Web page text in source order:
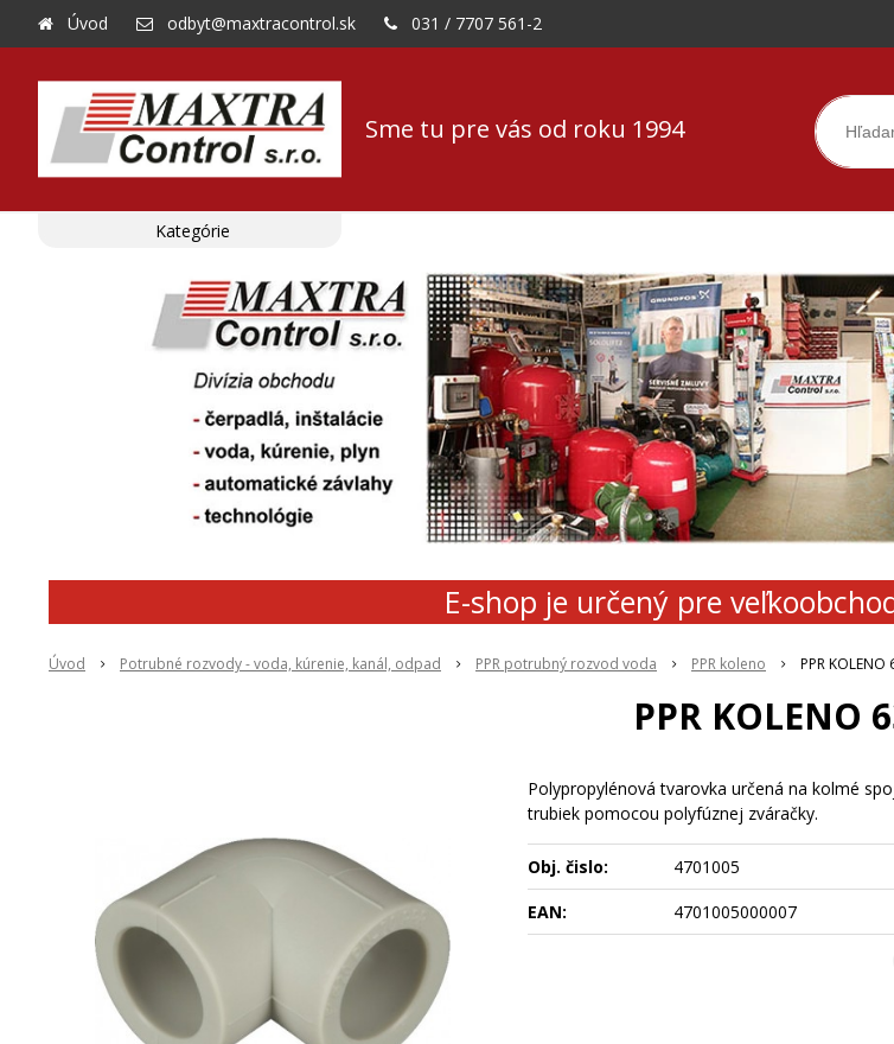
Sme tu pre vás od roku 1994
Úvod odbyt@maxtracontrol.sk 031 / 7707 561-2
E-shop je určený pre
Úvod Potrubné rozvody - voda, kúrenie, kanál, odpad PPR potrubný rozvod voda PPR koleno PPR KOLENO
PPR KOLENO
Polypropylénová tvarovka určená na kolmé
trubiek pomocou polyfúznej zváračky.
Obj. čislo:
4701005
EAN:
4701005000007
Kategórie